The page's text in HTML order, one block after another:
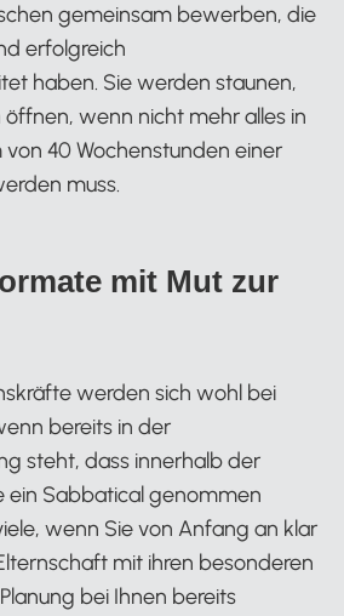
gemeinsam bewerben, die
erfolgreich
haben. Sie werden staunen,
öffnen, wenn nicht mehr alles in
40 Wochenstunden einer
muss.
mit Mut zur
werden sich wohl bei
bereits in der
steht, dass innerhalb der
ein Sabbatical genommen
wenn Sie von Anfang an klar
mit ihren besonderen
bei Ihnen bereits